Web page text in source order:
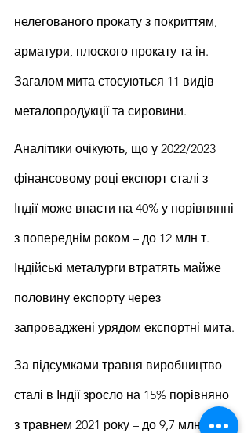
нелегованого прокату з покриттям,
арматури, плоского прокату та ін.
Загалом мита стосуються 11 видів
металопродукції та сировини.
Аналітики очікують, що у 2022/2023
фінансовому році експорт сталі з
Індії може впасти на 40% у порівнянні
з попереднім роком – до 12 млн т.
Індійські металурги втратять майже
половину експорту через
запроваджені урядом експортні мита.
За підсумками травня виробництво
сталі в Індії зросло на 15% порівняно
з травнем 2021 року – до 9,7 млн. т, а